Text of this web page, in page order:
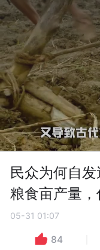
民众为何自
粮食亩产量，
05-31 01:07
84